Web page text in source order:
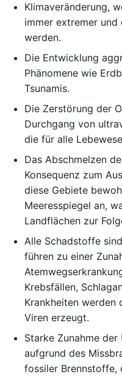
Klimaveränderung,
immer extremer
werden.
Die Entwicklung
Phänomene wie
Tsunamis.
Die Zerstörung der
Durchgang von
die für alle
Das Abschmelzen
Konsequenz zum
diese Gebiete
Meeresspiegel an,
Landflächen zur
Alle Schadstoffe
führen zu einer
Krebsfällen,
Krankheiten werden
Viren erzeugt.
Starke Zunahme
aufgrund des
fossiler Brennstoffe,